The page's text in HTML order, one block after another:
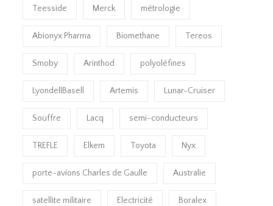
Teesside Merck métrologie
Abionyx Pharma Biomethane Tereos
Smoby Arinthod polyoléfines
LyondellBasell Artemis Lunar-Cruiser
Souffre Lacq semi-conducteurs
TREFLE Elkem Toyota Nyx
porte-avions Charles de Gaulle Australie
satellite militaire Electricité Boralex